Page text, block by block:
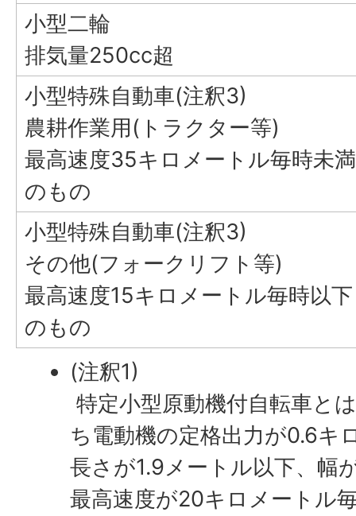
小型二輪
排気量250cc超
小型特殊自動車(注釈3)
農耕作業用(トラクター等)
最高速度35キロメートル毎時未満
のもの
小型特殊自動車(注釈3)
その他(フォークリフト等)
最高速度15キロメートル毎時以下
のもの
(注釈1)
特定小型原動機付自転車と
ち電動機の定格出力が0.6キ
長さが1.9メートル以下、幅
最高速度が20キロメートル